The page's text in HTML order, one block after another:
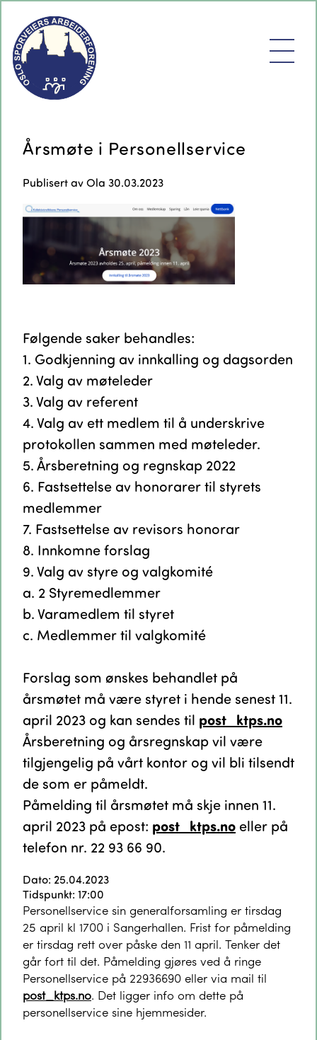
Årsmøte i Personellservice
Publisert avOla 30.03.2023
Følgende saker behandles:
1. Godkjenning av innkalling og dagsorden
2. Valg av møteleder
3. Valg av referent
4. Valg av ett medlem til å underskrive
protokollen sammen med møteleder.
5. Årsberetning og regnskap 2022
6. Fastsettelse av honorarer til styrets
medlemmer
7. Fastsettelse av revisors honorar
8. Innkomne forslag
9. Valg av styre og valgkomité
a. 2 Styremedlemmer
b. Varamedlem til styret
c. Medlemmer til valgkomité
Forslag som ønskes behandlet på
årsmøtet må være styret i hende senest 11.
april 2023 og kan sendes til post_ktps.no
Årsberetning og årsregnskap vil være
tilgjengelig på vårt kontor og vil bli tilsendt
de som er påmeldt.
Påmelding til årsmøtet må skje innen 11.
april 2023 på epost: post_ktps.no eller på
telefon nr. 22 93 66 90.
Dato: 25.04.2023
Tidspunkt: 17:00
Personellservice sin generalforsamling er tirsdag
25 april kl 1700 i Sangerhallen. Frist for påmelding
er tirsdag rett over påske den 11 april. Tenker det
går fort til det. Påmelding gjøres ved å ringe
Personellservice på 22936690 eller via mail til
post_ktps.no. Det ligger info om dette på
personellservice sine hjemmesider.